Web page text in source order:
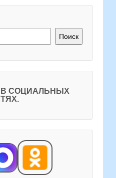
Поиск
В СОЦИАЛЬНЫХ